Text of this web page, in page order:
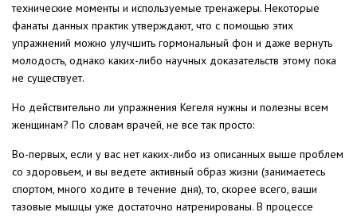
технические моменты и используемые тренажеры. Некоторые
фанаты данных практик утверждают, что с помощью этих
упражнений можно улучшить гормональный фон и даже вернуть
молодость, однако каких-либо научных доказательств этому пока
не существует.
Но действительно ли упражнения Кегеля нужны и полезны всем
женщинам? По словам врачей, не все так просто:
Во-первых, если у вас нет каких-либо из описанных выше проблем
со здоровьем, и вы ведете активный образ жизни (занимаетесь
спортом, много ходите в течение дня), то, скорее всего, ваши
тазовые мышцы уже достаточно натренированы. В процессе